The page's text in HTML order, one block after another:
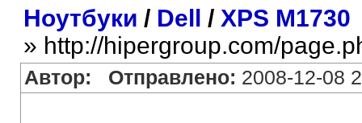
Ноутбуки / Dell / XPS M1730
» http://hipergroup.com/
Автор: Отправлено: 2008-12-08